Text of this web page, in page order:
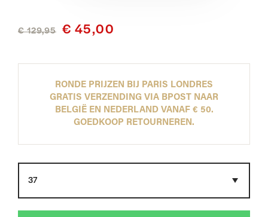
€ 129,95 € 45,00
RONDE PRIJZEN BIJ PARIS LONDRES
GRATIS VERZENDING VIA BPOST NAAR
BELGIË EN NEDERLAND VANAF € 50.
GOEDKOOP RETOURNEREN.